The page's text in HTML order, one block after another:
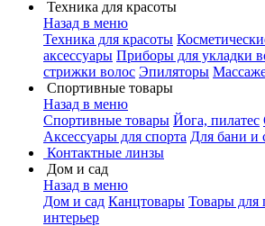
Техника для красоты
Назад в меню
Техника для красоты
аксессуары Приборы для укладки
стрижки волос Эпиляторы
Спортивные товары
Назад в меню
Спортивные товары Йога, пилатес
Аксессуары для спорта Для бани и
Контактные линзы
Дом и сад
Назад в меню
Дом и сад Канцтовары Товары для
интерьер